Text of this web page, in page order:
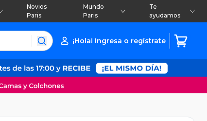
Novios
Paris
Mundo
Paris
Te
ayudamos
¡Hola! Ingresa o regístrate